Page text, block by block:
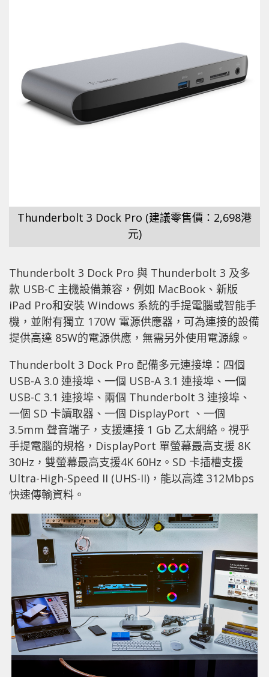
Thunderbolt 3 Dock Pro (建議零售價：2,698港
元)
Thunderbolt 3 Dock Pro 與 Thunderbolt 3 及多
款 USB-C 主機設備兼容，例如 MacBook、新版
iPad Pro和安裝 Windows 系統的手提電腦或智能手
機，並附有獨立 170W 電源供應器，可為連接的設備
提供高達 85W的電源供應，無需另外使用電源線。
Thunderbolt 3 Dock Pro 配備多元連接埠：四個
USB-A 3.0 連接埠、一個 USB-A 3.1 連接埠、一個
USB-C 3.1 連接埠、兩個 Thunderbolt 3 連接埠、
一個 SD 卡讀取器、一個 DisplayPort 、一個
3.5mm 聲音端子，支援連接 1 Gb 乙太網絡。視乎
手提電腦的規格，DisplayPort 單螢幕最高支援 8K
30Hz，雙螢幕最高支援4K 60Hz。SD 卡插槽支援
Ultra-High-Speed II (UHS-II)，能以高達 312Mbps
快速傳輸資料。